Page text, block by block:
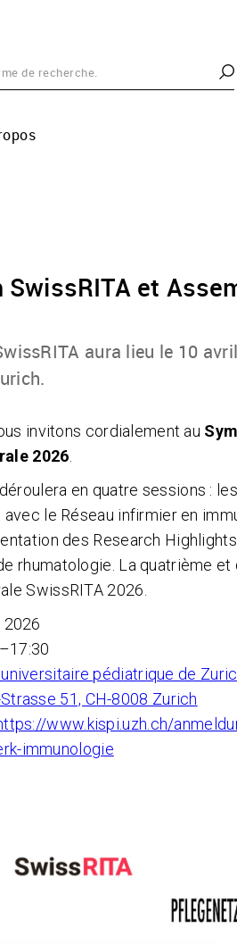
et
aura lieu le 10
invitons cordialement au
2026
en quatre sessions :
le Réseau infirmier en
des Research
rhumatologie. La quatrième
SwissRITA 2026.
2026
pédiatrique de
51, CH-8008 Zurich
www.kispi.uzh.ch/
immunologie